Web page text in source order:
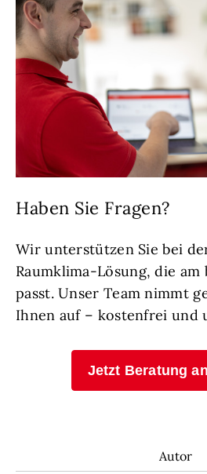
Haben Sie Fragen?
Wir unterstützen Sie bei
Raumklima-Lösung, die am
passt. Unser Team nimmt
Ihnen auf – kostenfrei und
Jetzt Beratung
Autor